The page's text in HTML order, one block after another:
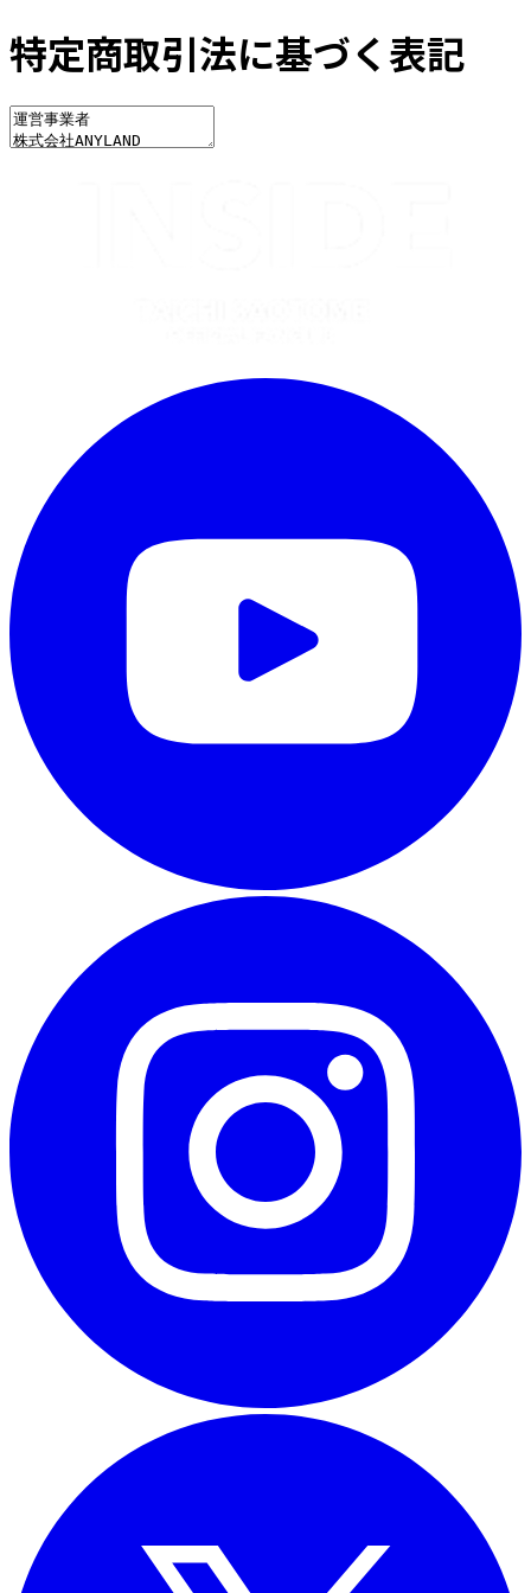
特定商取引法に基づく表記